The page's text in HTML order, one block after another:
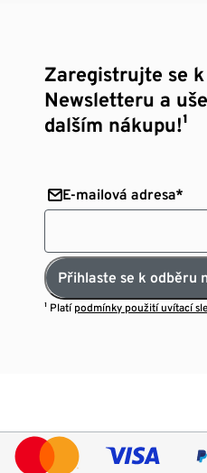
Zaregistrujte se
Newsletteru a
dalším nákupu!¹
E-mailová adresa*
Přihlaste se k odběru
¹ Platí podmínky použití uvítací